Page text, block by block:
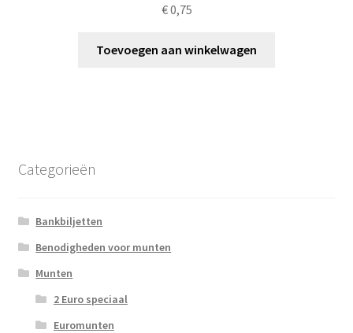
€0,75
Toevoegen aan winkelwagen
Categorieën
Bankbiljetten
Benodigheden voor munten
Munten
2 Euro speciaal
Euromunten